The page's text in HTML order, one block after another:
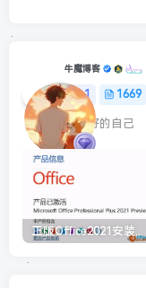
牛魔博客
1 1669
最最好的自己